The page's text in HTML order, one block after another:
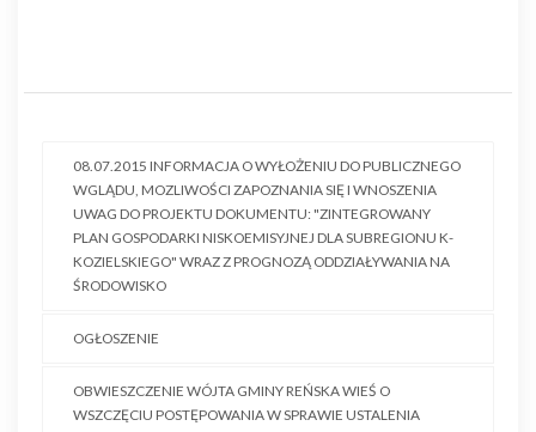
08.07.2015 INFORMACJA O WYŁOŻENIU DO PUBLICZNEGO
WGLĄDU, MOZLIWOŚCI ZAPOZNANIA SIĘ I WNOSZENIA
UWAG DO PROJEKTU DOKUMENTU: "ZINTEGROWANY
PLAN GOSPODARKI NISKOEMISYJNEJ DLA SUBREGIONU K-
KOZIELSKIEGO" WRAZ Z PROGNOZĄ ODDZIAŁYWANIA NA
ŚRODOWISKO
OGŁOSZENIE
OBWIESZCZENIE WÓJTA GMINY REŃSKA WIEŚ O
WSZCZĘCIU POSTĘPOWANIA W SPRAWIE USTALENIA